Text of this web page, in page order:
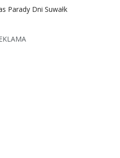
Parady Dni Suwałk